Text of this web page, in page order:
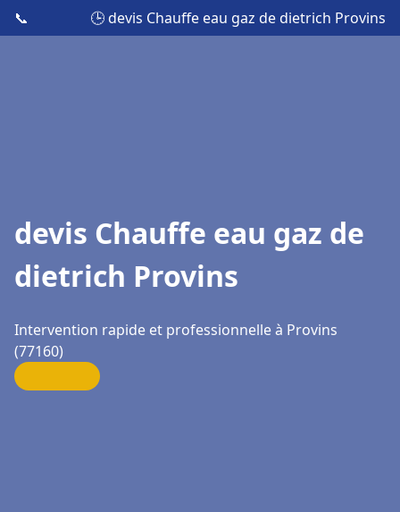
📞 🕒 devis Chauffe eau gaz de dietrich Provins
devis Chauffe eau gaz de
dietrich Provins
Intervention rapide et professionnelle à Provins
(77160)